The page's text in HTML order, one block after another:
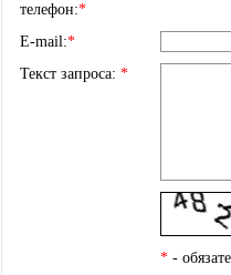
телефон:*
E-mail:*
Текст запроса: *
* -